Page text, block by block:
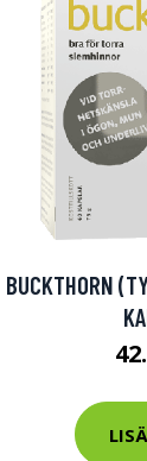
BUCKTHORN
-20
nyt vain